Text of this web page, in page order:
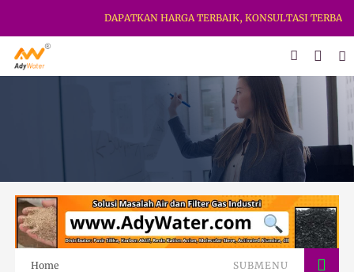
DAPATKAN HARGA TERBAIK, KONSULTASI TERBAIK &
Home SUBMENU